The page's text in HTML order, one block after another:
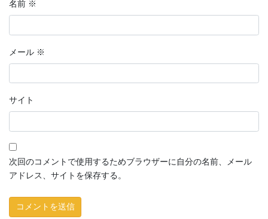
名前 ※
メール ※
サイト
次回のコメントで使用するためブラウザーに自分の名前、メール
アドレス、サイトを保存する。